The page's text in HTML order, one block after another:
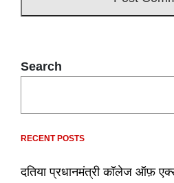
Search
RECENT POSTS
दतिया प्रधानमंत्री कॉलेज ऑफ़